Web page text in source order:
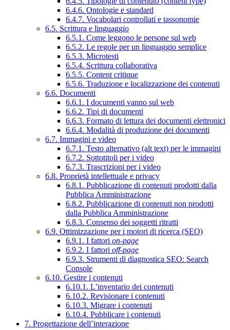
6.4.6. Ontologie e standard
6.4.7. Vocabolari controllati e tassonomie
6.5. Scrittura e linguaggio
6.5.1. Come leggono le persone sul web
6.5.2. Le regole per un linguaggio semplice
6.5.3. Microtesti
6.5.4. Scrittura collaborativa
6.5.5. Content critique
6.5.6. Traduzione e localizzazione dei contenuti
6.6. Documenti
6.6.1. I documenti vanno sul web
6.6.2. Tipi di documenti
6.6.3. Formato di lettura dei documenti elettronici
6.6.4. Modalità di produzione dei documenti
6.7. Immagini e video
6.7.1. Testo alternativo (alt text) per le immagini
6.7.2. Sottotitoli per i video
6.7.3. Trascrizioni per i video
6.8. Proprietà intellettuale e privacy
6.8.1. Pubblicazione di contenuti prodotti dalla
Pubblica Amministrazione
6.8.2. Pubblicazione di contenuti non prodotti
dalla Pubblica Amministrazione
6.8.3. Consenso dei soggetti ritratti
6.9. Ottimizzazione per i motori di ricerca (SEO)
6.9.1. I fattori on-page
6.9.2. I fattori off-page
6.9.3. Strumenti di diagnostica SEO: Search
Console
6.10. Gestire i contenuti
6.10.1. L’inventario dei contenuti
6.10.2. Revisionare i contenuti
6.10.3. Migrare i contenuti
6.10.4. Pubblicare i contenuti
7. Progettazione dell’interazione